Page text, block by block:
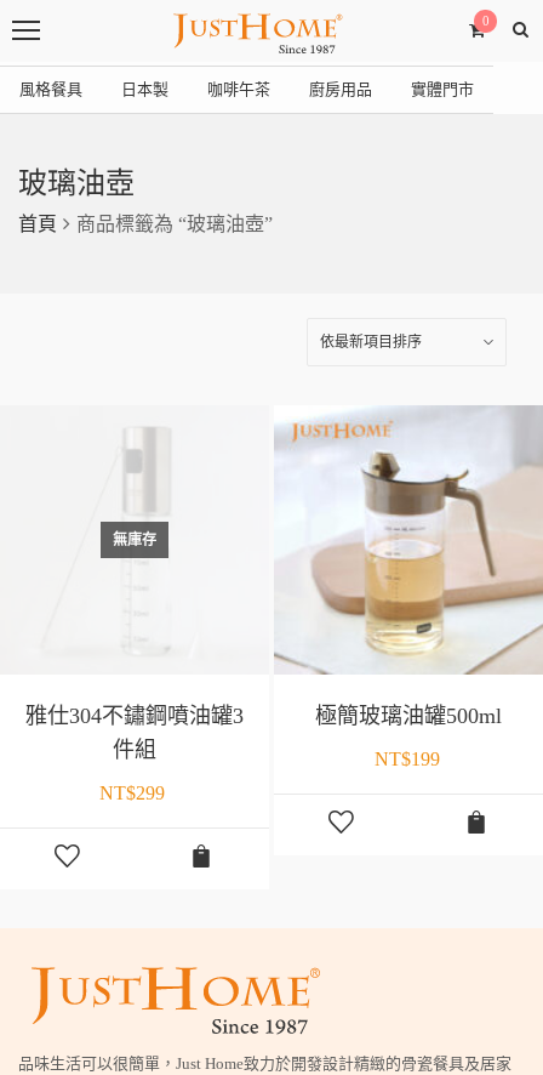
0
風格餐具 日本製 咖啡午茶 廚房用品 實體門市
玻璃油壺
首頁 商品標籤為 “玻璃油壺”
無庫存
雅仕304不鏽鋼噴油罐3
件組
NT$299
極簡玻璃油罐500ml
NT$199
品味生活可以很簡單，Just Home致力於開發設計精緻的骨瓷餐具及居家